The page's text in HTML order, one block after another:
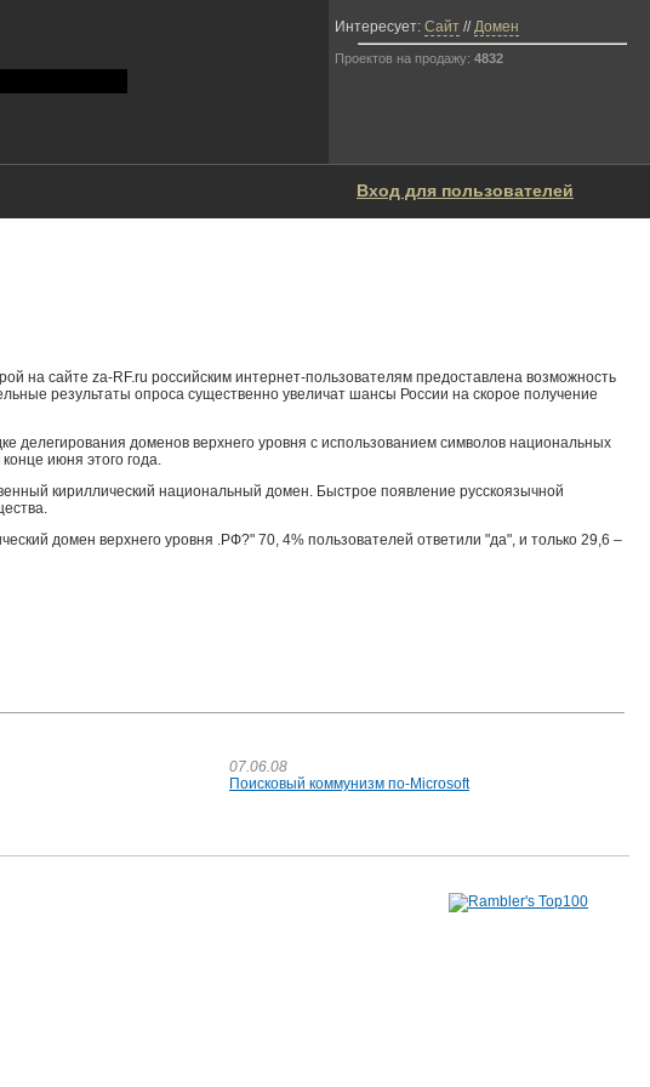
Интересует: Сайт //Домен
Проектов на продажу: 4832
Вход для пользователей
на сайте za-RF.ru российским интернет-пользователям предоставлена возможность
результаты опроса существенно увеличат шансы России на скорое получение
доменов верхнего уровня с использованием символов национальных
июня этого года.
кириллический национальный домен. Быстрое появление русскоязычной
домен верхнего уровня .РФ?" 70, 4% пользователей ответили "да", и только 29,6 –
07.06.08
Поисковый коммунизм по-Microsoft